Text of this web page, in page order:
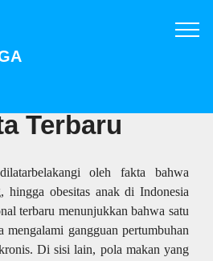
Terbaru
oleh fakta bahwa
hingga obesitas anak di Indonesia
terbaru menunjukkan bahwa satu
mengalami gangguan pertumbuhan
Di sisi lain, pola makan yang